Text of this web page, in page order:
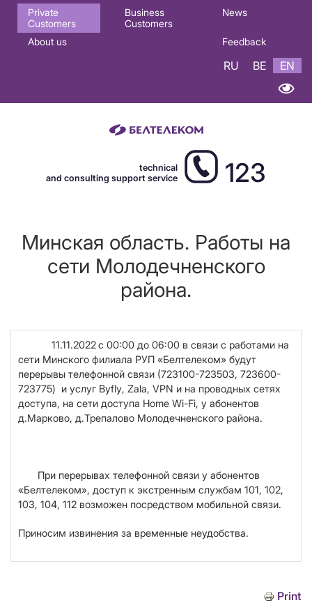
Основная
навигация
Private
Customers
Business
Customers
News
About us Feedback
RU BE EN
technical
and consulting support service
123
Минская область. Работы на
сети Молодечненского
района.
11.11.2022с 00:00 до 06:00 в связи с работами на
сети Минского филиала РУП «Белтелеком» будут
перерывы телефонной связи (723100-723503, 723600-
723775) и услуг Byfly, Zala, VPN и на проводных сетях
доступа, на сети доступа Home Wi-Fi, у абонентов
д.Марково, д.Трепалово Молодечненского района.
При перерывах телефонной связи у абонентов
«Белтелеком», доступ к экстренным службам 101, 102,
103, 104, 112 возможен посредством мобильной связи.
Приносим извинения за временные неудобства.
Print